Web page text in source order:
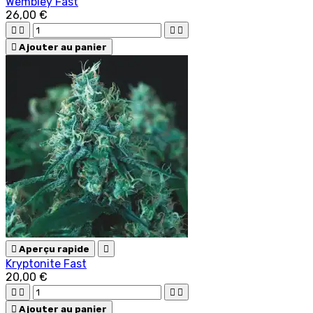
26,00 €
   
 Ajouter au panier
 Aperçu rapide 
Kryptonite Fast
20,00 €
   
 Ajouter au panier